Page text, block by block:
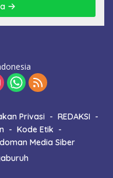
Privasi
REDAKSI
Kode Etik
Media Siber